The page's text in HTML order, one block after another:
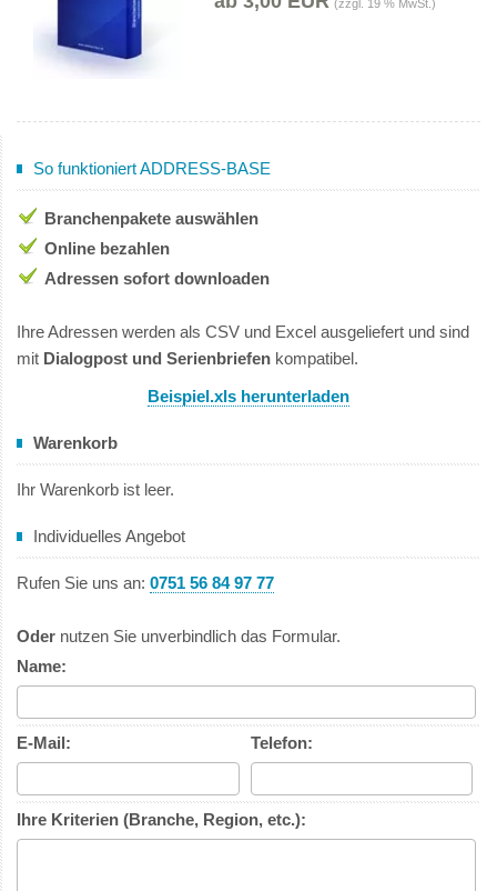
(zzgl. 19 % MwSt.)
So funktioniert ADDRESS-BASE
Branchenpakete auswählen
Online bezahlen
Adressen sofort downloaden
Ihre Adressen werden als CSV und Excel ausgeliefert und sind
mit Dialogpost und Serienbriefen kompatibel.
Beispiel.xls herunterladen
Warenkorb
Ihr Warenkorb ist leer.
Individuelles Angebot
Rufen Sie uns an: 0751 56 84 97 77
Oder nutzen Sie unverbindlich das Formular.
Name:
E-Mail: Telefon:
Ihre Kriterien (Branche, Region, etc.):